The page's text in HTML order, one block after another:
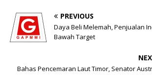
PREVIOUS
Daya Beli Melemah, Penjualan
Bawah Target
Bahas Pencemaran Laut Timor, Senator